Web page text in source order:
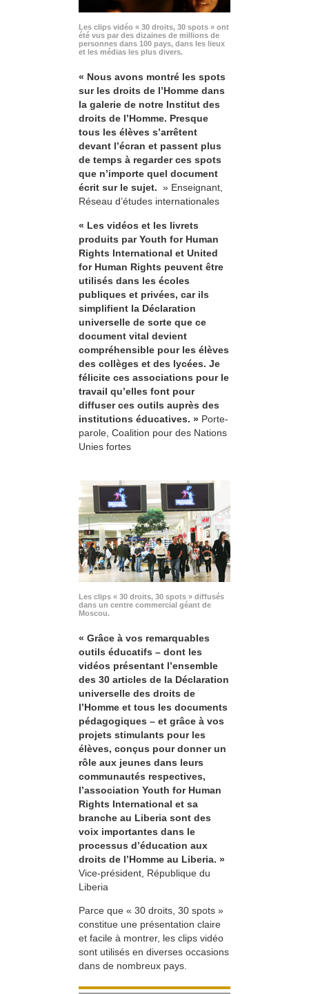
Les clips vidéo « 30 droits, 30 spots » ont
été vus par des dizaines de millions de
personnes dans 100 pays, dans les lieux
et les médias les plus divers.
« Nous avons montré les spots
sur les droits de l’Homme dans
la galerie de notre Institut des
droits de l’Homme. Presque
tous les élèves s’arrêtent
devant l’écran et passent plus
de temps à regarder ces spots
que n’importe quel document
écrit sur le sujet. » Enseignant,
Réseau d’études internationales
« Les vidéos et les livrets
produits par Youth for Human
Rights International et United
for Human Rights peuvent être
utilisés dans les écoles
publiques et privées, car ils
simplifient la Déclaration
universelle de sorte que ce
document vital devient
compréhensible pour les élèves
des collèges et des lycées. Je
félicite ces associations pour le
travail qu’elles font pour
diffuser ces outils auprès des
institutions éducatives. » Porte-
parole, Coalition pour des Nations
Unies fortes
Les clips « 30 droits, 30 spots » diffusés
dans un centre commercial géant de
Moscou.
« Grâce à vos remarquables
outils éducatifs – dont les
vidéos présentant l’ensemble
des 30 articles de la Déclaration
universelle des droits de
l’Homme et tous les documents
pédagogiques – et grâce à vos
projets stimulants pour les
élèves, conçus pour donner un
rôle aux jeunes dans leurs
communautés respectives,
l’association Youth for Human
Rights International et sa
branche au Liberia sont des
voix importantes dans le
processus d’éducation aux
droits de l’Homme au Liberia. »
Vice-président, République du
Liberia
Parce que « 30 droits, 30 spots »
constitue une présentation claire
et facile à montrer, les clips vidéo
sont utilisés en diverses occasions
dans de nombreux pays.